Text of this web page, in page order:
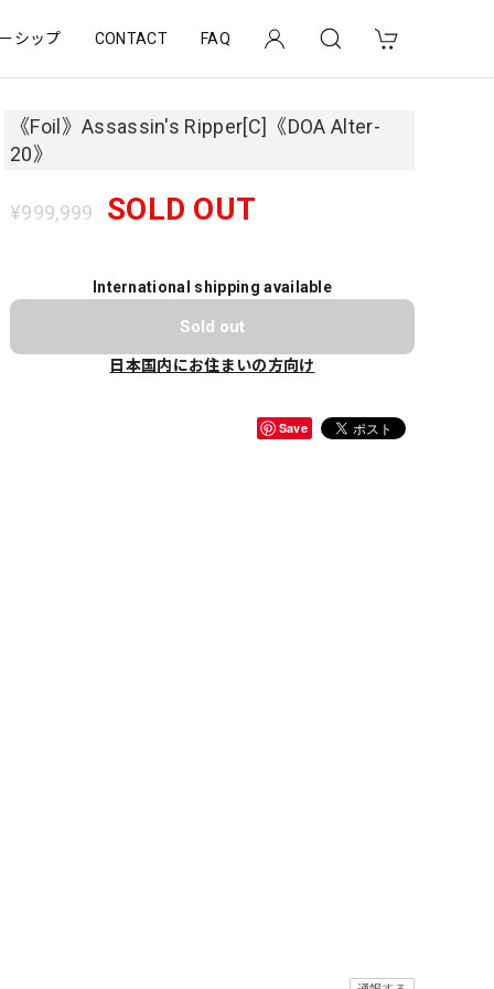
シップ CONTACT FAQ
《Foil》Assassin's Ripper[C]《DOA Alter-
20》
¥999,999 SOLD OUT
International shipping available
Sold out
日本国内にお住まいの方向け
Save